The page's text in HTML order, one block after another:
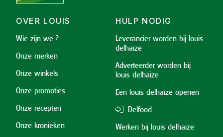
OVER LOUIS
Wie zijn we ?
Onze merken
Onze winkels
Onze promoties
Onze recepten
Onze kronieken
HULP NODIG
Leverancier worden bij louis
delhaize
Adverteerder worden bij
louis delhaize
Een louis delhaize openen
Delfood
Werken bij louis delhaize